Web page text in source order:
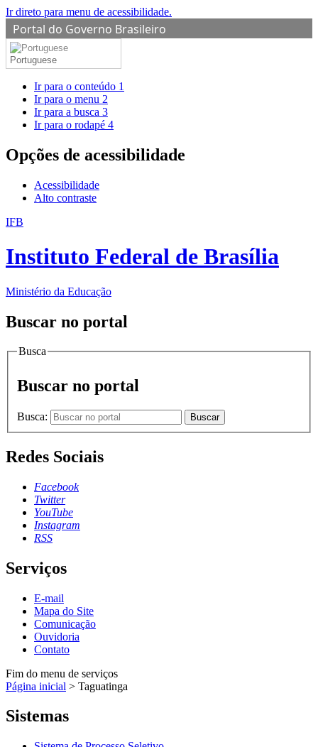
Ir direto para menu de acessibilidade.
Portal do Governo Brasileiro
Portuguese
Ir para o conteúdo 1
Ir para o menu 2
Ir para a busca 3
Ir para o rodapé 4
Opções de acessibilidade
Acessibilidade
Alto contraste
IFB
Instituto Federal de Brasília
Ministério da Educação
Buscar no portal
Busca
Buscar no portal
Busca: Buscar
Redes Sociais
Facebook
Twitter
YouTube
Instagram
RSS
Serviços
E-mail
Mapa do Site
Comunicação
Ouvidoria
Contato
Fim do menu de serviços
Página inicial > Taguatinga
Sistemas